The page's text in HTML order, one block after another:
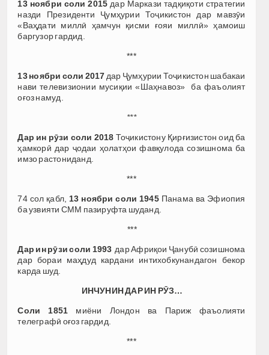
13 ноябри соли 2015 дар Маркази тадқиқоти стратегии
назди Президенти Ҷумҳурии Тоҷикистон дар мавзӯи
«Ваҳдати миллӣ ҳамчун қисми ғояи миллӣ» ҳамоиш
баргузор гардид.
***
13 ноябри соли 2017 дар Ҷумҳурии Тоҷикистон шабакаи
нави телевизионии мусиқии «Шаҳнавоз» ба фаъолият
оғоз намуд.
***
Дар ин рӯзи соли 2018 Тоҷикистону Қирғизистон оид ба
ҳамкорӣ дар ҷодаи ҳолатҳои фавқулода созишнома ба
имзо растониданд.
***
74 сол қабл, 13 ноябри соли 1945Панама ва Эфиопия
ба узвияти СММ пазируфта шуданд.
***
Дар ин рӯзи соли 1993 дар Африқои Ҷанубӣ созишнома
дар бораи маҳдуд кардани интихобкунандагон бекор
карда шуд.
ИНЧУНИН ДАР ИН РӮЗ…
Соли 1851 миёни Лондон ва Париж фаъолияти
телеграфӣ оғоз гардид.
***